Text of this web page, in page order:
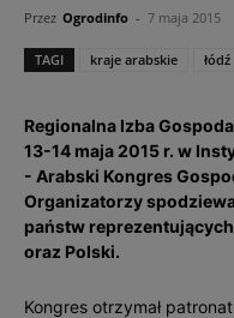
Przez Ogrodinfo - 7 maja 2015
TAGI kraje arabskie łódź
Regionalna Izba
13-14 maja 2015 r. w
- Arabski Kongres
Organizatorzy
państw
oraz Polski.
Kongres otrzymał